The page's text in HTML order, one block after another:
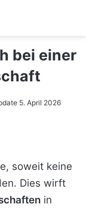
bei einer
5. April 2026
soweit keine
Dies wirft
in